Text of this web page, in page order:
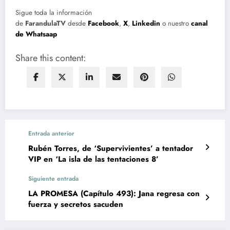
Sigue toda la información
de FarandulaTV desde Facebook, X, Linkedin o nuestro canal
de Whatsaap
Share this content:
Entrada anterior
Rubén Torres, de ‘Supervivientes’ a tentador
VIP en ‘La isla de las tentaciones 8’
Siguiente entrada
LA PROMESA (Capítulo 493): Jana regresa con
fuerza y secretos sacuden